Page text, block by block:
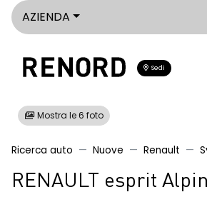
AZIENDA
Sedi
Mostra le 6 foto
Ricerca auto Nuove Renault
RENAULT esprit